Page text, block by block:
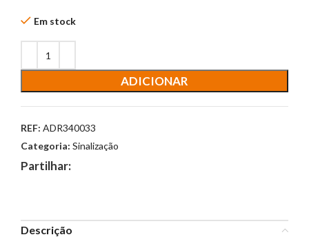
Em stock
ADICIONAR
REF: ADR340033
Categoria: Sinalização
Partilhar:
Descrição